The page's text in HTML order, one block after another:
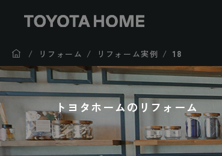
リフォーム リフォーム実例 18
トヨタホームのリフォーム